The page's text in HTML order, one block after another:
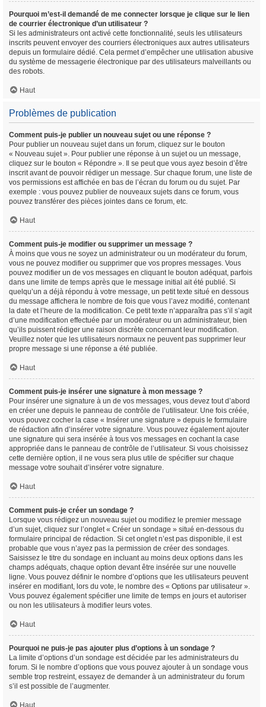
Pourquoi m’est-il demandé de me connecter lorsque je clique sur le lien
de courrier électronique d’un utilisateur ?
Si les administrateurs ont activé cette fonctionnalité, seuls les utilisateurs
inscrits peuvent envoyer des courriers électroniques aux autres utilisateurs
depuis un formulaire dédié. Cela permet d’empêcher une utilisation abusive
du système de messagerie électronique par des utilisateurs malveillants ou
des robots.
Haut
Problèmes de publication
Comment puis-je publier un nouveau sujet ou une réponse ?
Pour publier un nouveau sujet dans un forum, cliquez sur le bouton
« Nouveau sujet ». Pour publier une réponse à un sujet ou un message,
cliquez sur le bouton « Répondre ». Il se peut que vous ayez besoin d’être
inscrit avant de pouvoir rédiger un message. Sur chaque forum, une liste de
vos permissions est affichée en bas de l’écran du forum ou du sujet. Par
exemple : vous pouvez publier de nouveaux sujets dans ce forum, vous
pouvez transférer des pièces jointes dans ce forum, etc.
Haut
Comment puis-je modifier ou supprimer un message ?
À moins que vous ne soyez un administrateur ou un modérateur du forum,
vous ne pouvez modifier ou supprimer que vos propres messages. Vous
pouvez modifier un de vos messages en cliquant le bouton adéquat, parfois
dans une limite de temps après que le message initial ait été publié. Si
quelqu’un a déjà répondu à votre message, un petit texte situé en dessous
du message affichera le nombre de fois que vous l’avez modifié, contenant
la date et l’heure de la modification. Ce petit texte n’apparaîtra pas s’il s’agit
d’une modification effectuée par un modérateur ou un administrateur, bien
qu’ils puissent rédiger une raison discrète concernant leur modification.
Veuillez noter que les utilisateurs normaux ne peuvent pas supprimer leur
propre message si une réponse a été publiée.
Haut
Comment puis-je insérer une signature à mon message ?
Pour insérer une signature à un de vos messages, vous devez tout d’abord
en créer une depuis le panneau de contrôle de l’utilisateur. Une fois créée,
vous pouvez cocher la case « Insérer une signature » depuis le formulaire
de rédaction afin d’insérer votre signature. Vous pouvez également ajouter
une signature qui sera insérée à tous vos messages en cochant la case
appropriée dans le panneau de contrôle de l’utilisateur. Si vous choisissez
cette dernière option, il ne vous sera plus utile de spécifier sur chaque
message votre souhait d’insérer votre signature.
Haut
Comment puis-je créer un sondage ?
Lorsque vous rédigez un nouveau sujet ou modifiez le premier message
d’un sujet, cliquez sur l’onglet « Créer un sondage » situé en-dessous du
formulaire principal de rédaction. Si cet onglet n’est pas disponible, il est
probable que vous n’ayez pas la permission de créer des sondages.
Saisissez le titre du sondage en incluant au moins deux options dans les
champs adéquats, chaque option devant être insérée sur une nouvelle
ligne. Vous pouvez définir le nombre d’options que les utilisateurs peuvent
insérer en modifiant, lors du vote, le nombre des « Options par utilisateur ».
Vous pouvez également spécifier une limite de temps en jours et autoriser
ou non les utilisateurs à modifier leurs votes.
Haut
Pourquoi ne puis-je pas ajouter plus d’options à un sondage ?
La limite d’options d’un sondage est décidée par les administrateurs du
forum. Si le nombre d’options que vous pouvez ajouter à un sondage vous
semble trop restreint, essayez de demander à un administrateur du forum
s’il est possible de l’augmenter.
Haut